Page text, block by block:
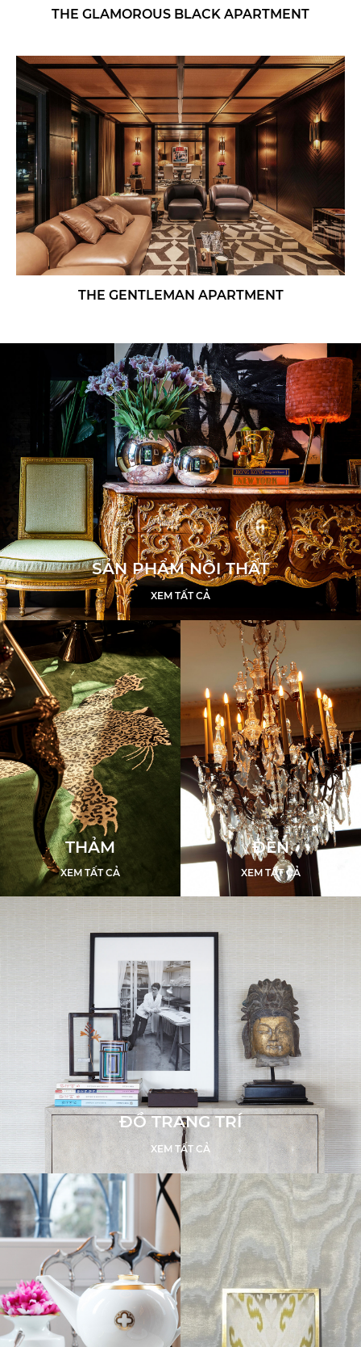
THE GLAMOROUS BLACK APARTMENT
THE GENTLEMAN APARTMENT
SẢN PHẨM NỘI THẤT
XEM TẤT CẢ
THẢM
XEM TẤT CẢ
ĐÈN
XEM TẤT CẢ
ĐỒ TRANG TRÍ
XEM TẤT CẢ